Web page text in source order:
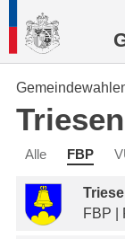
Alle FBP
FBP |